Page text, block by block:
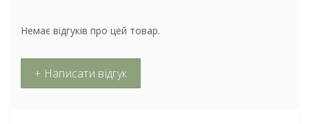
Немає відгуків про цей товар.
+ Написати відгук